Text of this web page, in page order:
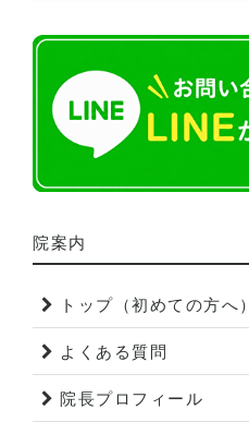
院案内
トップ（初めての方へ）
よくある質問
院長プロフィール